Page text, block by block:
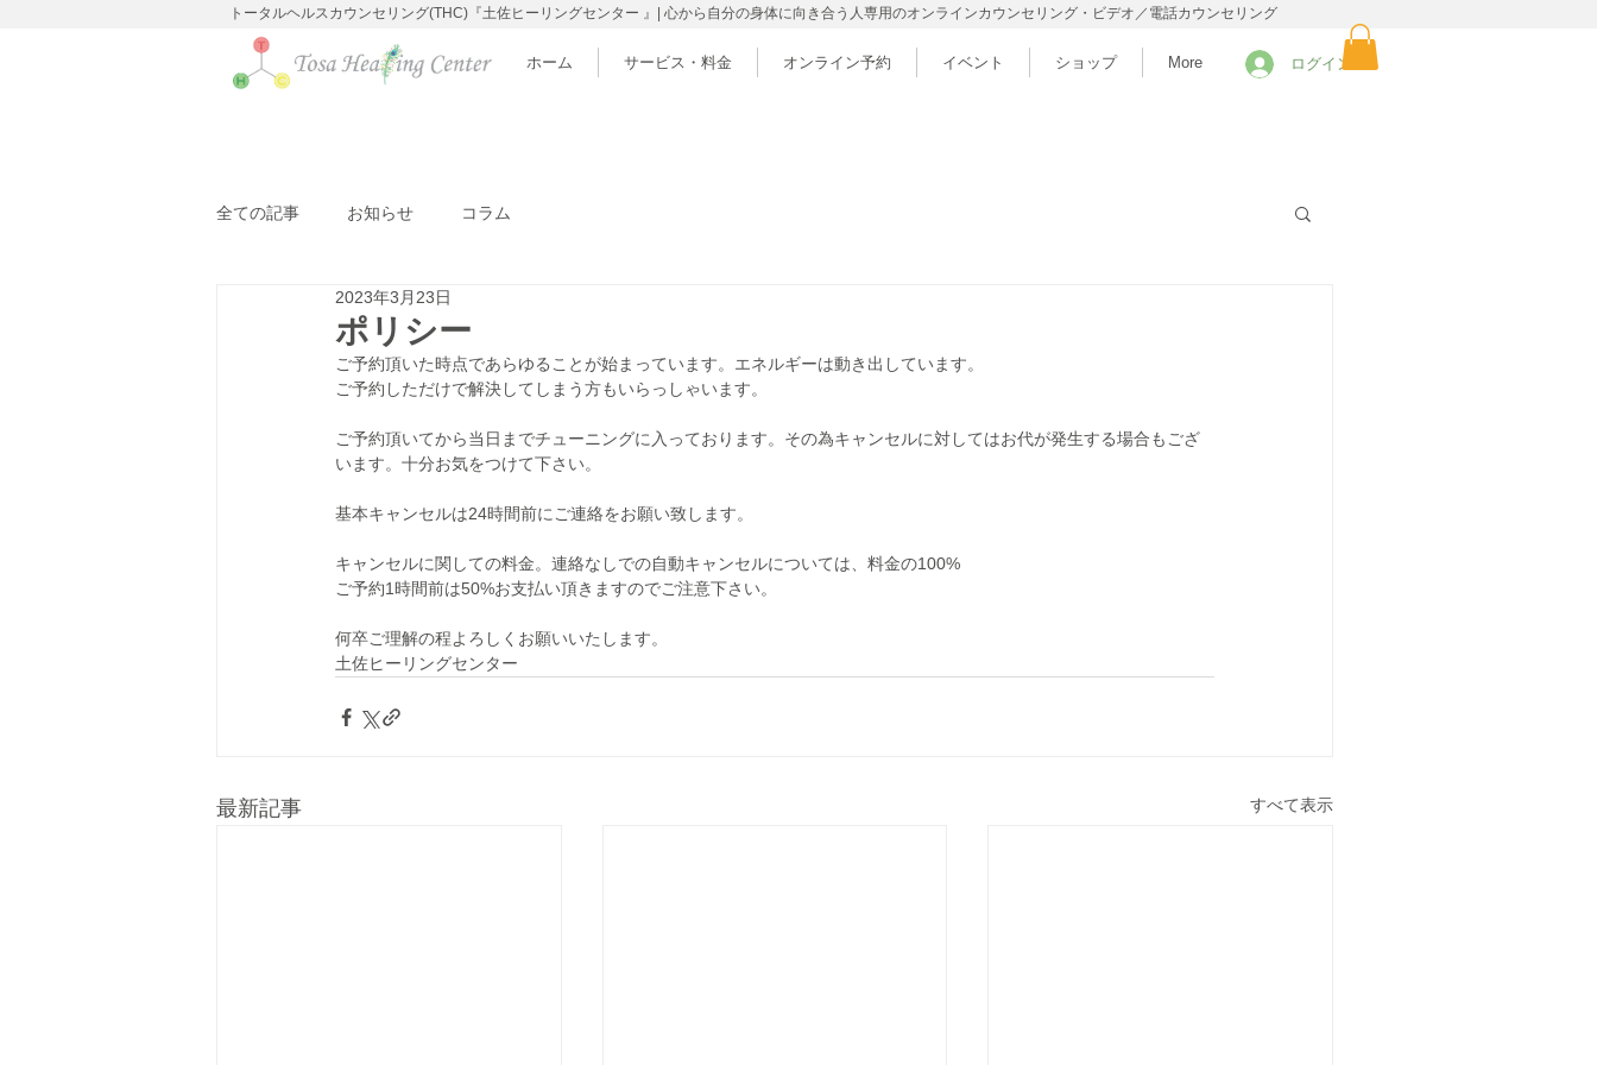
トータルヘルスカウンセリング(THC)『土佐ヒーリングセンター 』| 心から自分の身体に向き合う人専用のオンラインカウンセリング・ビデオ／電話カウンセリング
ホーム サービス・料金 オンライン予約 イベント ショップ More ログイン
全ての記事 お知らせ コラム
ポリシー
2023年3月23日
ご予約頂いた時点であらゆることが始まっています。エネルギーは動き出しています。
ご予約しただけで解決してしまう方もいらっしゃいます。
ご予約頂いてから当日までチューニングに入っております。その為キャンセルに対してはお代が発生する場合もござ
います。十分お気をつけて下さい。
基本キャンセルは24時間前にご連絡をお願い致します。
キャンセルに関しての料金。連絡なしでの自動キャンセルについては、料金の100%
ご予約1時間前は50%お支払い頂きますのでご注意下さい。
何卒ご理解の程よろしくお願いいたします。
土佐ヒーリングセンター
最新記事 すべて表示